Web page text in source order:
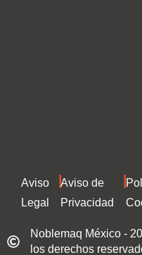
Aviso
Legal
|Aviso de
Privacidad
|
Noblemaq México -
los derechos